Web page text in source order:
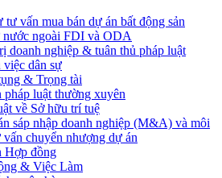
tư vấn mua bán dự án bất động sản
ngoài FDI và ODA
doanh nghiệp & tuân thủ pháp luật
việc dân sự
& Trọng tài
pháp luật thường xuyên
về Sở hữu trí tuệ
sáp nhập doanh nghiệp (M&A) và môi
vấn chuyển nhượng dự án
Hợp đồng
& Việc Làm